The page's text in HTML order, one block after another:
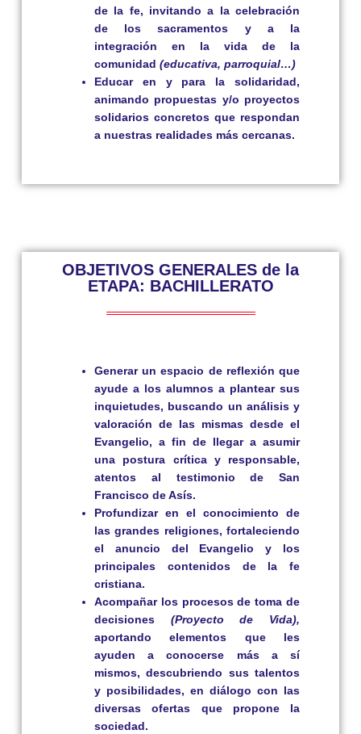
de la fe, invitando a la celebración
de los sacramentos y a la
integración en la vida de la
comunidad(educativa, parroquial…)
Educar en y para la solidaridad,
animando propuestas y/o proyectos
solidarios concretos que respondan
a nuestras realidades más cercanas.
OBJETIVOS GENERALES de la
ETAPA: BACHILLERATO
Generar un espacio de reflexión que
ayude a los alumnos a plantear sus
inquietudes, buscando un análisis y
valoración de las mismas desde el
Evangelio, a fin de llegar a asumir
una postura crítica y responsable,
atentos al testimonio de San
Francisco de Asís.
Profundizar en el conocimiento de
las grandes religiones, fortaleciendo
el anuncio del Evangelio y los
principales contenidos de la fe
cristiana.
Acompañar los procesos de toma de
decisiones (Proyecto de Vida),
aportando elementos que les
ayuden a conocerse más a sí
mismos, descubriendo sus talentos
y posibilidades, en diálogo con las
diversas ofertas que propone la
sociedad.